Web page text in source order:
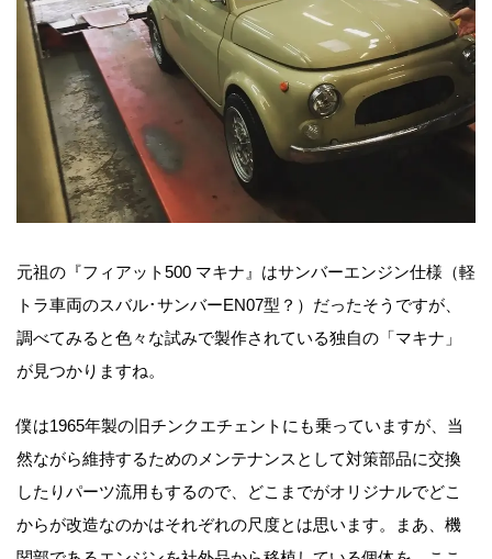
元祖の『フィアット500 マキナ』はサンバーエンジン仕様（軽
トラ車両のスバル･サンバーEN07型？）だったそうですが、
調べてみると色々な試みで製作されている独自の「マキナ」
が見つかりますね。
僕は1965年製の旧チンクエチェントにも乗っていますが、当
然ながら維持するためのメンテナンスとして対策部品に交換
したりパーツ流用もするので、どこまでがオリジナルでどこ
からが改造なのかはそれぞれの尺度とは思います。まあ、機